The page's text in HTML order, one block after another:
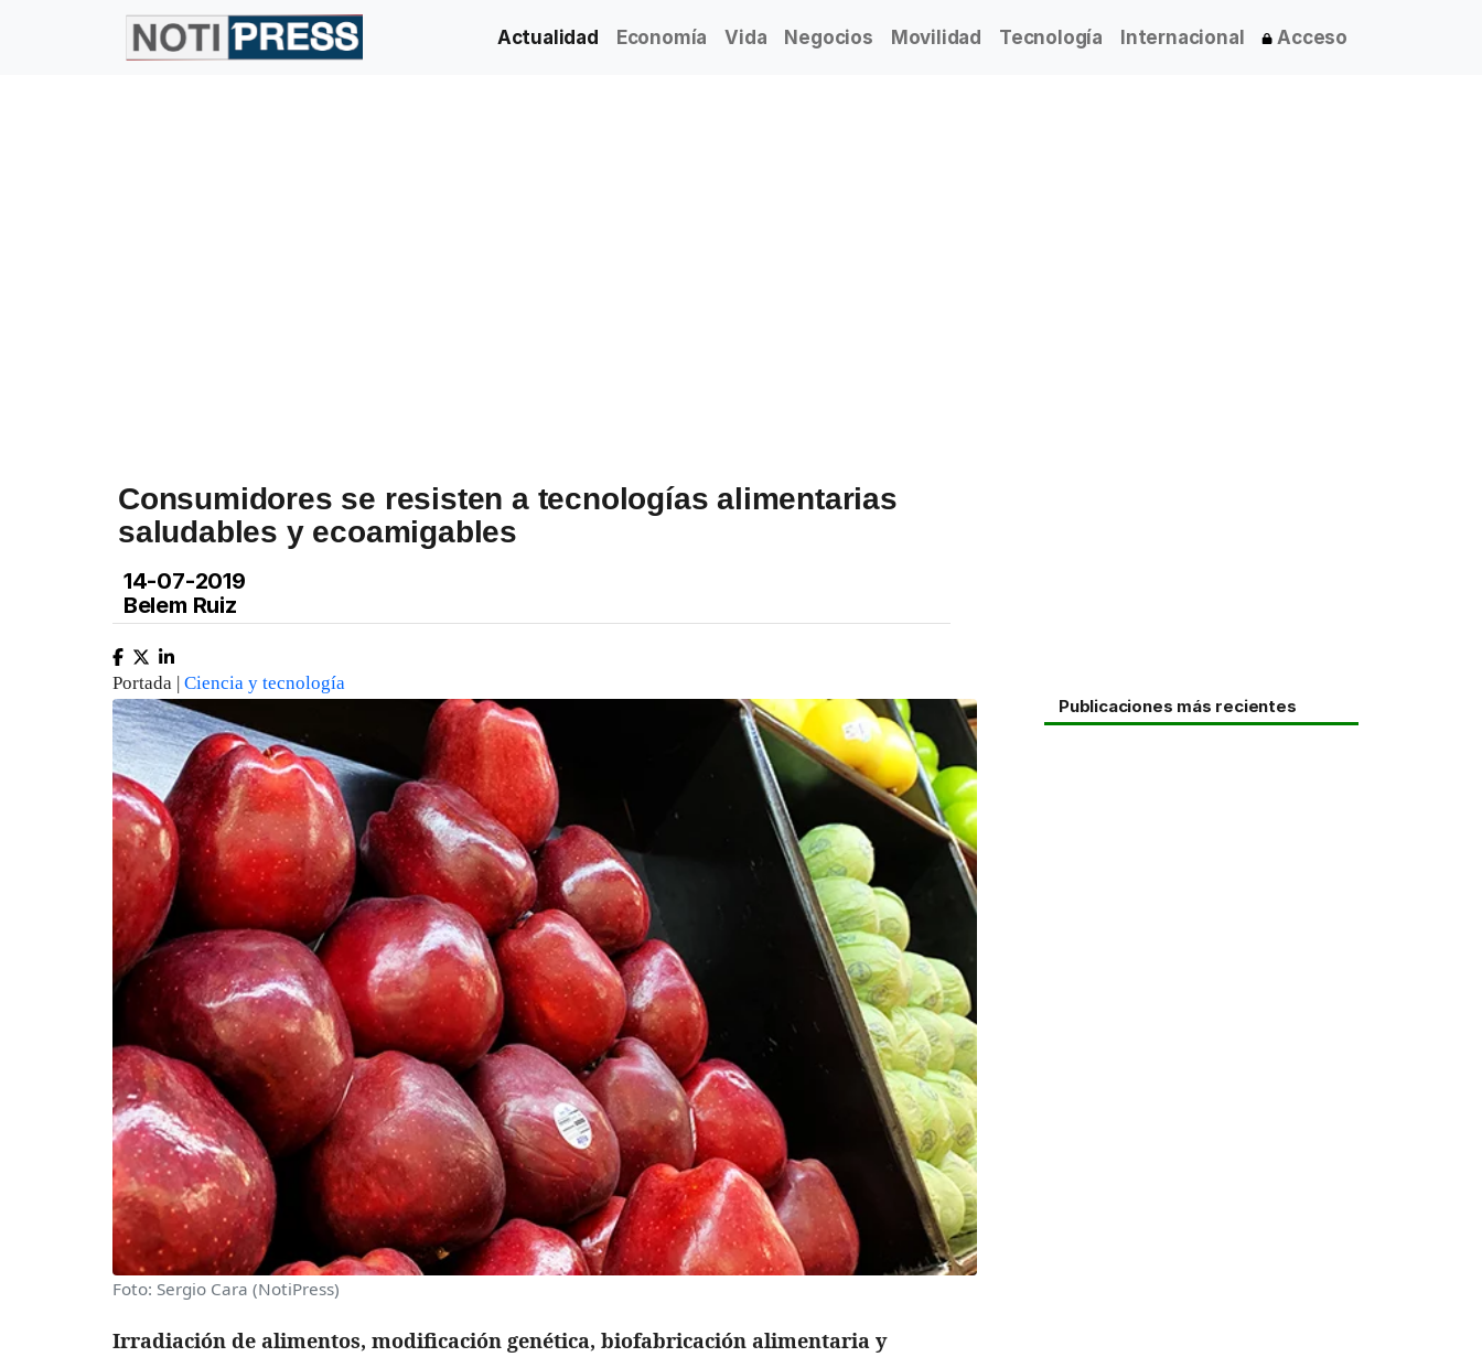
Actualidad Economía Vida Negocios Movilidad Tecnología Internacional Acceso
Consumidores se resisten a tecnologías alimentarias
saludables y ecoamigables
14-07-2019
Belem Ruiz
Portada | Ciencia y tecnología
Foto: Sergio Cara (NotiPress)
Irradiación de alimentos, modificación genética, biofabricación alimentaria y
Publicaciones más recientes